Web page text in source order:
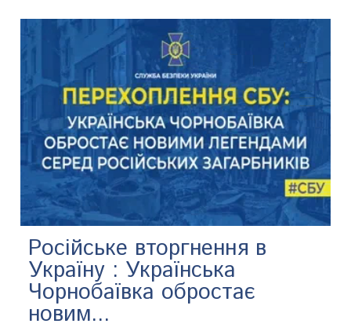
Російське вторгнення в
Україну : Українська
Чорнобаївка обростає
новим...